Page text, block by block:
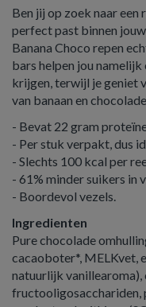
Ben jij op zoek naar een
perfect past binnen
Banana Choco repen
bars helpen jou
krijgen, terwijl je geniet
van banaan en
- Bevat 22 gram
- Per stuk verpakt, dus
- Slechts 100 kcal per
- 61% minder suikers in
- Boordevol vezels.
Ingredienten
Pure chocolade
cacaoboter*, MELKvet,
natuurlijk
fructooligosacchariden,